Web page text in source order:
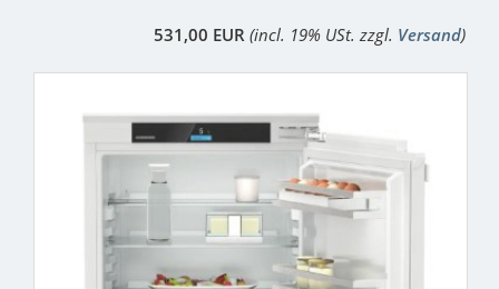
531,00 EUR (incl. 19% USt. zzgl. Versand)